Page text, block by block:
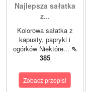
Najlepsza sałatka
z...
Kolorowa sałatka z
kapusty, papryki i
ogórków Niektóre... ⇖
385
Zobacz przepis!